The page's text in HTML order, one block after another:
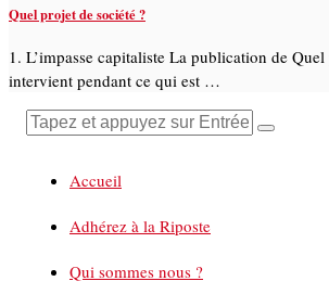
Quel projet de société ?
1. L’impasse capitaliste La publication de
intervient pendant ce qui est …
Accueil
Adhérez à la Riposte
Qui sommes nous ?